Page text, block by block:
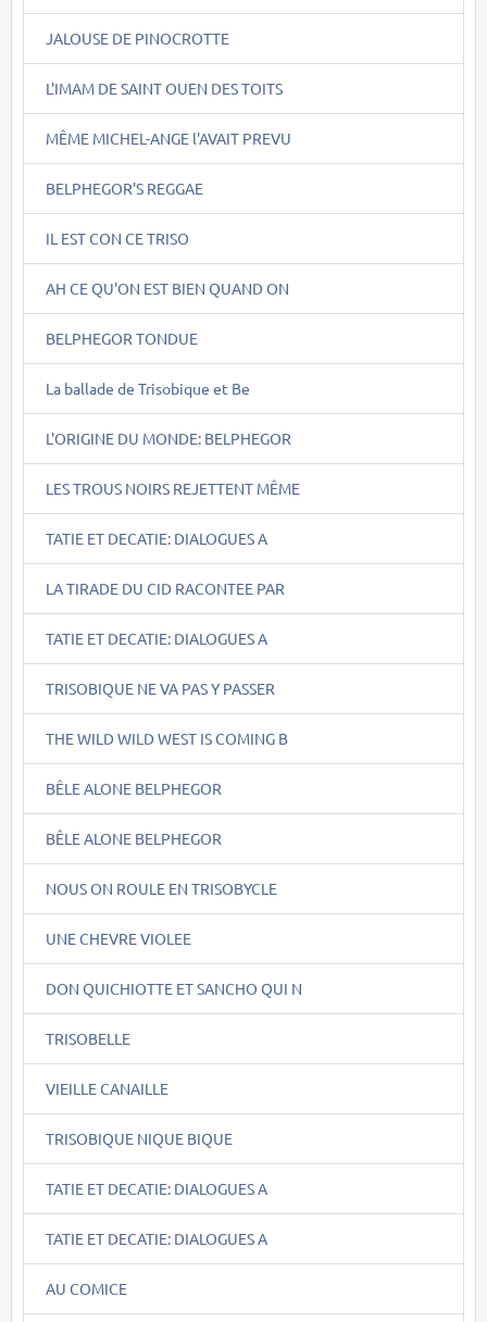
JALOUSE DE PINOCROTTE
L'IMAM DE SAINT OUEN DES TOITS
MÊME MICHEL-ANGE l'AVAIT PREVU
BELPHEGOR'S REGGAE
IL EST CON CE TRISO
AH CE QU'ON EST BIEN QUAND ON
BELPHEGOR TONDUE
La ballade de Trisobique et Be
L'ORIGINE DU MONDE: BELPHEGOR
LES TROUS NOIRS REJETTENT MÊME
TATIE ET DECATIE: DIALOGUES A
LA TIRADE DU CID RACONTEE PAR
TATIE ET DECATIE: DIALOGUES A
TRISOBIQUE NE VA PAS Y PASSER
THE WILD WILD WEST IS COMING B
BÊLE ALONE BELPHEGOR
BÊLE ALONE BELPHEGOR
NOUS ON ROULE EN TRISOBYCLE
UNE CHEVRE VIOLEE
DON QUICHIOTTE ET SANCHO QUI N
TRISOBELLE
VIEILLE CANAILLE
TRISOBIQUE NIQUE BIQUE
TATIE ET DECATIE: DIALOGUES A
TATIE ET DECATIE: DIALOGUES A
AU COMICE